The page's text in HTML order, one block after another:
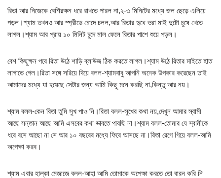
রিতা আর নিজেকে বেশিরক্ষন ধরে রাখতে পারল না,২-৩ মিনিটের মধ্যে জল ছেড়ে এলিয়ে
পড়ল।শ্যাম তখনও আর স্প্রীডে চোদে চলল,আর রিতার দুধে ভরা মাই দুটো চুষে খেতে
লাগল।শ্যাম আর প্রায় ১০ মিনিট চুদে মাল ফেলে রিতার পাশে শুয়ে পড়ল।
বেশ কিছুক্ষন পরে রিতা উঠে শাড়ি ব্লাউজ ঠিক করতে লাগল।শ্যাম উঠে রিতার মাইতে হাত
লাগাতে গেল।রিতা সঙ্গে সরিয়ে দিয়ে বলল-শ্যামবাবু আপনি অনেক উপকার করেছেন তাই
আমাদের মধ্যে যা হয়েছে সেটার জন্য আমি কিছু মনে করছি না,কিন্তু আর নয়।
শ্যাম বলল-কেন রিতা তুমি সুখ পাও নি।রিতা বলল-সুখের কথা নয়,দেখুন আমার স্বামী
আছে সন্তান আছে আমি এসবের কথা ভাবতে পারছি না।শ্যাম বলল-তোমার যে স্বামীকে
ধরে বসে আছো না সে আর ১০ বছরের মধ্যে ফিরে আসছে না।রিতা রেগে গিয়ে বলল-আমি
অপেক্ষা করব।
শ্যাম এবার হাল্কা মেজাজে বলল-আহা আমি তোমাকে অপেক্ষা করতে তো বারন করি নি